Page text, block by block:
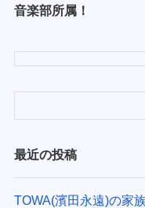
音楽部所属！
最近の投稿
TOWA(濱田永遠)の家